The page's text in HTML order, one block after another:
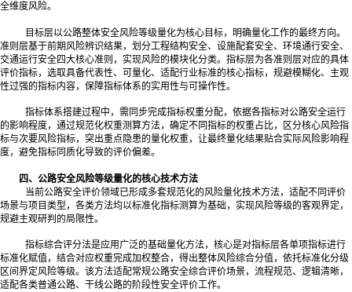
全维度风险。
目标层以公路整体安全风险等级量化为核心目标，明确量化工作的最终方向。
准则层基于前期风险辨识结果，划分工程结构安全、设施配套安全、环境通行安全、
交通运行安全四大核心准则，实现风险的模块化分类。指标层为各准则层对应的具体
评价指标，选取具备代表性、可量化、适配行业标准的核心指标，规避模糊化、主观
性过强的指标内容，保障指标体系的实用性与可操作性。
指标体系搭建过程中，需同步完成指标权重分配，依据各指标对公路安全运行
的影响程度，通过规范化权重测算方法，确定不同指标的权重占比，区分核心风险指
标与次要风险指标，突出重点隐患的量化权重，让最终量化结果贴合实际风险影响程
度，避免指标同质化导致的评价偏差。
四、公路安全风险等级量化的核心技术方法
当前公路安全评价领域已形成多套规范化的风险量化技术方法，适配不同评价
场景与项目类型，各类方法均以标准化指标测算为基础，实现风险等级的客观界定，
规避主观研判的局限性。
指标综合评分法是应用广泛的基础量化方法，核心是对指标层各单项指标进行
标准化赋值，结合对应权重完成加权整合，得出整体风险综合分值，依托标准化分级
区间界定风险等级。该方法适配常规公路安全综合评价场景，流程规范、逻辑清晰，
适配各类普通公路、干线公路的阶段性安全评价工作。